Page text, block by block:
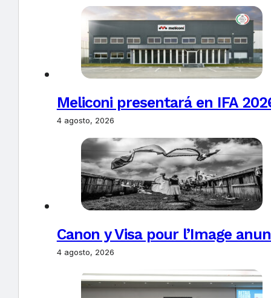
Meliconi presentará en IFA
4 agosto, 2026
Canon y Visa pour l’Image
4 agosto, 2026